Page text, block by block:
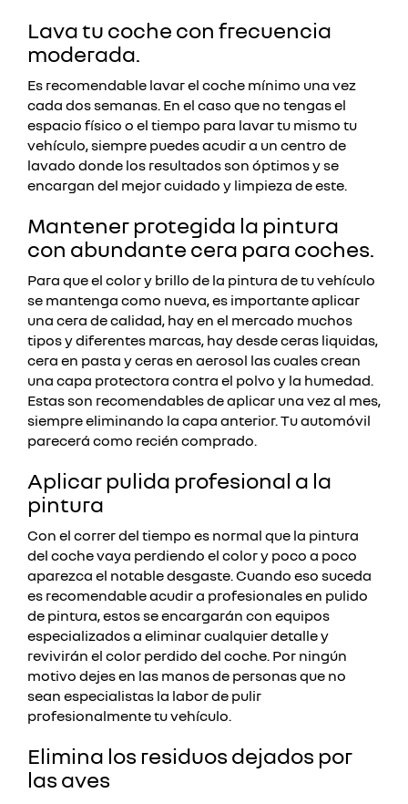
Lava tu coche con frecuencia
moderada.
Es recomendable lavar el coche mínimo una vez
cada dos semanas. En el caso que no tengas el
espacio físico o el tiempo para lavar tu mismo tu
vehículo, siempre puedes acudir a un centro de
lavado donde los resultados son óptimos y se
encargan del mejor cuidado y limpieza de este.
Mantener protegida la pintura
con abundante cera para coches.
Para que el color y brillo de la pintura de tu vehículo
se mantenga como nueva, es importante aplicar
una cera de calidad, hay en el mercado muchos
tipos y diferentes marcas, hay desde ceras liquidas,
cera en pasta y ceras en aerosol las cuales crean
una capa protectora contra el polvo y la humedad.
Estas son recomendables de aplicar una vez al mes,
siempre eliminando la capa anterior.Tu automóvil
parecerá como recién comprado.
Aplicar pulida profesional a la
pintura
Con el correr del tiempo es normal que la pintura
del coche vaya perdiendo el color y poco a poco
aparezca el notable desgaste. Cuando eso suceda
es recomendable acudir a profesionales en pulido
de pintura, estos se encargarán con equipos
especializados a eliminar cualquier detalle y
revivirán el color perdido del coche. Por ningún
motivo dejes en las manos de personas que no
sean especialistas la labor de pulir
profesionalmente tu vehículo.
Elimina los residuos dejados por
las aves